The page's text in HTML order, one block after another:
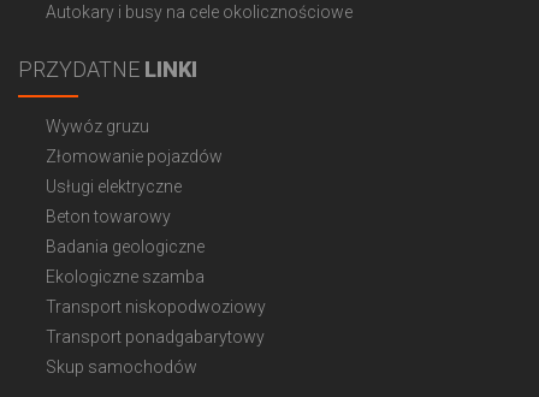
Autokary i busy na cele okolicznościowe
PRZYDATNE LINKI
Wywóz gruzu
Złomowanie pojazdów
Usługi elektryczne
Beton towarowy
Badania geologiczne
Ekologiczne szamba
Transport niskopodwoziowy
Transport ponadgabarytowy
Skup samochodów